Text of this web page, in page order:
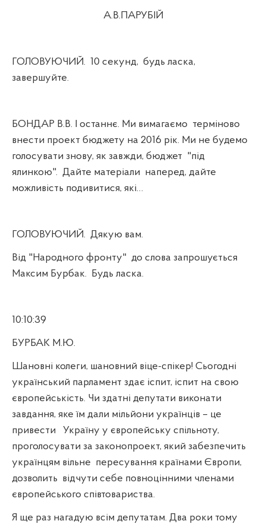
А.В.ПАРУБІЙ
ГОЛОВУЮЧИЙ. 10 секунд, будь ласка,
завершуйте.
БОНДАР В.В. І останнє. Ми вимагаємо терміново
внести проект бюджету на 2016 рік. Ми не будемо
голосувати знову, як завжди, бюджет "під
ялинкою". Дайте матеріали наперед, дайте
можливість подивитися, які…
ГОЛОВУЮЧИЙ. Дякую вам.
Від "Народного фронту" до слова запрошується
Максим Бурбак.
Будь ласка.
10:10:39
БУРБАК М.Ю.
Шановні колеги, шановний віце-спікер! Сьогодні
український парламент здає іспит, іспит на свою
європейськість. Чи здатні депутати виконати
завдання, яке їм дали мільйони українців – це
привести
Україну у європейську спільноту,
проголосувати за законопроект, який забезпечить
українцям вільне пересування країнами Європи,
дозволить відчути себе повноцінними членами
європейського співтовариства.
Я ще раз нагадую всім депутатам. Два роки тому